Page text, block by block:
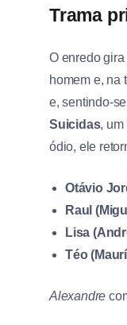
Trama
O enredo
homem e, na
e, sentindo-
Suicidas, um
ódio, ele
Otávio
Raul
Lisa
Téo
Alexandre